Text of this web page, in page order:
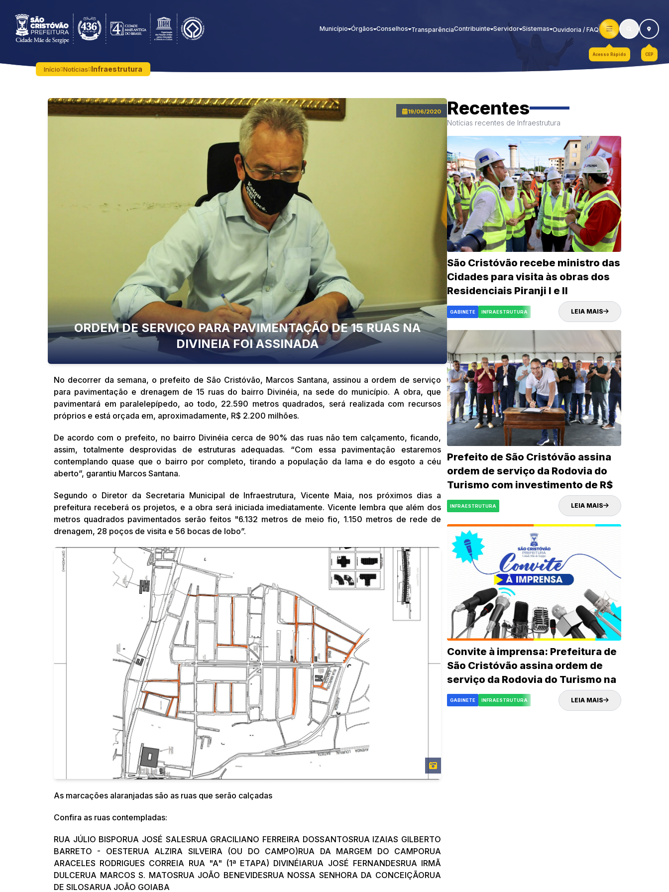
Município Órgãos Conselhos TransparênciaContribuinte Servidor Sistemas Ouvidoria / FAQ
Acesso Rápido CEP
Início Notícias Infraestrutura
19/06/2020
ORDEM DE SERVIÇO PARA PAVIMENTAÇÃO DE 15 RUAS NA
DIVINEIA FOI ASSINADA
No decorrer da semana, o prefeito de São Cristóvão, Marcos Santana, assinou a ordem de serviço
para pavimentação e drenagem de 15 ruas do bairro Divinéia, na sede do município. A obra, que
pavimentará em paralelepípedo, ao todo, 22.590 metros quadrados, será realizada com recursos
próprios e está orçada em, aproximadamente, R$ 2.200 milhões.
De acordo com o prefeito, no bairro Divinéia cerca de 90% das ruas não tem calçamento, ficando,
assim, totalmente desprovidas de estruturas adequadas. “Com essa pavimentação estaremos
contemplando quase que o bairro por completo, tirando a população da lama e do esgoto a céu
aberto”, garantiu Marcos Santana.
Segundo o Diretor da Secretaria Municipal de Infraestrutura, Vicente Maia, nos próximos dias a
prefeitura receberá os projetos, e a obra será iniciada imediatamente. Vicente lembra que além dos
metros quadrados pavimentados serão feitos "6.132 metros de meio fio, 1.150 metros de rede de
drenagem, 28 poços de visita e 56 bocas de lobo”.
As marcações alaranjadas são as ruas que serão calçadas
Confira as ruas contempladas:
RUA JÚLIO BISPORUA JOSÉ SALESRUA GRACILIANO FERREIRA DOSSANTOSRUA IZAIAS GILBERTO
BARRETO - OESTERUA ALZIRA SILVEIRA (OU DO CAMPO)RUA DA MARGEM DO CAMPORUA
ARACELES RODRIGUES CORREIA RUA "A" (1ª ETAPA) DIVINÉIARUA JOSÉ FERNANDESRUA IRMÃ
DULCERUA MARCOS S. MATOSRUA JOÃO BENEVIDESRUA NOSSA SENHORA DA CONCEIÇÃORUA
DE SILOSARUA JOÃO GOIABA
Recentes
Notícias recentes de Infraestrutura
São Cristóvão recebe ministro das
Cidades para visita às obras dos
Residenciais Piranji I e II
GABINETE INFRAESTRUTURA LEIA MAIS
Prefeito de São Cristóvão assina
ordem de serviço da Rodovia do
Turismo com investimento de R$
32 milhões
INFRAESTRUTURA LEIA MAIS
Convite à imprensa: Prefeitura de
São Cristóvão assina ordem de
serviço da Rodovia do Turismo na
próxima quinta-feira (02)
GABINETE INFRAESTRUTURA LEIA MAIS
Inter
Tamanho Fonte:
100%